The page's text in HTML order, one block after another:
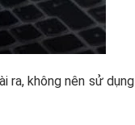
ra, không nên sử dụng